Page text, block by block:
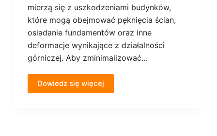
mierzą się z uszkodzeniami budynków,
które mogą obejmować pęknięcia ścian,
osiadanie fundamentów oraz inne
deformacje wynikające z działalności
górniczej. Aby zminimalizować…
Dowiedz się więcej